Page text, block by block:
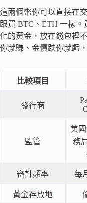
這兩個幣你可以直接在
跟買 BTC、ETH 一樣
化的黃金，放在錢包裡
你就賺、金價跌你就虧
比較項目
發行商
監管
美
務
審計頻率 每
黃金存放地